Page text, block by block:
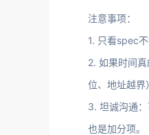
注意事项：
1. 只看spec
2. 如果时间
位、地址越界
3. 坦诚沟通
也是加分项。